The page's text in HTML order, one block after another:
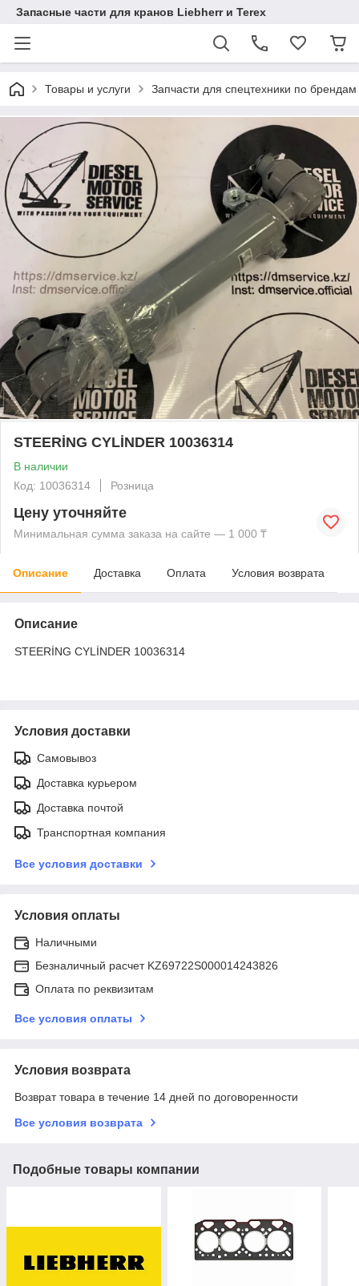
Запасные части для кранов Liebherr и Terex
Товары и услуги Запчасти для спецтехники по брендам
STEERİNG CYLİNDER 10036314
В наличии
Код: 10036314
Розница
Цену уточняйте
Минимальная сумма заказа на сайте — 1 000 ₸
Описание Доставка Оплата Условия возврата
Описание
STEERİNG CYLİNDER 10036314
Условия доставки
Самовывоз
Доставка курьером
Доставка почтой
Транспортная компания
Все условия доставки
Условия оплаты
Наличными
Безналичный расчет KZ69722S000014243826
Оплата по реквизитам
Все условия оплаты
Условия возврата
Возврат товара в течение 14 дней по договоренности
Все условия возврата
Подобные товары компании